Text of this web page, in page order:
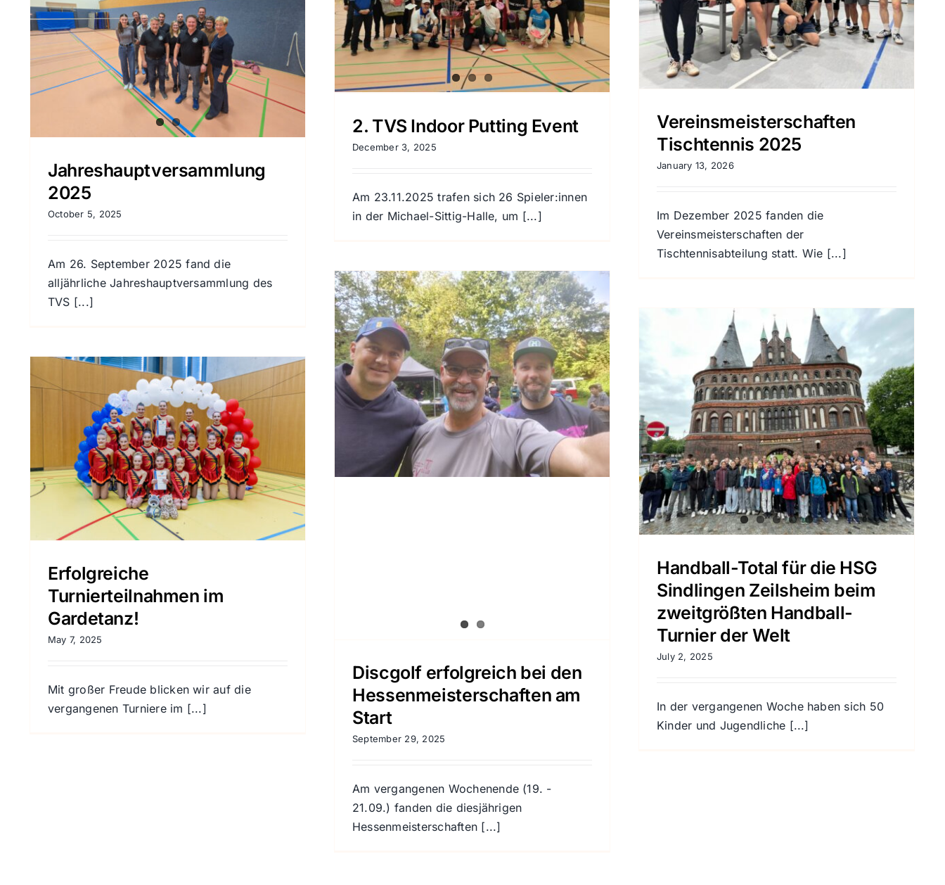
Tischtennis
Vereinsmeisterschaften
Tischtennis 2025
January 13, 2026
Im Dezember 2025 fanden die
Vereinsmeisterschaften der
Tischtennisabteilung statt. Wie [...]
Disc Golf
2. TVS Indoor Putting Event
December 3, 2025
Am 23.11.2025 trafen sich 26 Spieler:innen
in der Michael-Sittig-Halle, um [...]
Jahreshauptversammlung
2025
October 5, 2025
Am 26. September 2025 fand die
alljährliche Jahreshauptversammlung des
TVS [...]
Discgolf erfolgreich bei den
Hessenmeisterschaften am
Start
Disc Golf
Discgolf erfolgreich bei den
Hessenmeisterschaften am
Start
September 29, 2025
Am vergangenen Wochenende (19. -
21.09.) fanden die diesjährigen
Hessenmeisterschaften [...]
Handball-Total für die HSG
Sindlingen Zeilsheim beim
zweitgrößten Handball-Turnier
der Welt
Handball
Handball-Total für die HSG
Sindlingen Zeilsheim beim
zweitgrößten Handball-
Turnier der Welt
July 2, 2025
In der vergangenen Woche haben sich 50
Kinder und Jugendliche [...]
Erfolgreiche
Turnierteilnahmen im
Gardetanz!
May 7, 2025
Mit großer Freude blicken wir auf die
vergangenen Turniere im [...]